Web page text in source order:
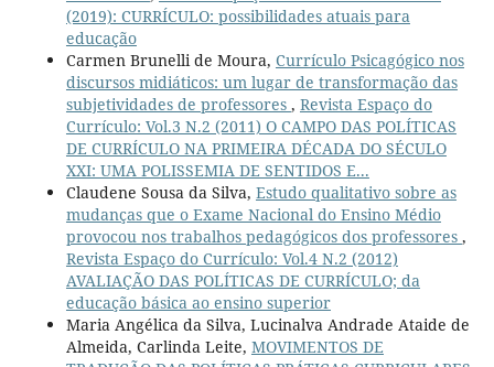
(2019): CURRÍCULO: possibilidades atuais para
educação
Carmen Brunelli de Moura, Currículo Psicagógico nos
discursos midiáticos: um lugar de transformação das
subjetividades de professores , Revista Espaço do
Currículo: Vol.3 N.2 (2011) O CAMPO DAS POLÍTICAS
DE CURRÍCULO NA PRIMEIRA DÉCADA DO SÉCULO
XXI: UMA POLISSEMIA DE SENTIDOS E...
Claudene Sousa da Silva, Estudo qualitativo sobre as
mudanças que o Exame Nacional do Ensino Médio
provocou nos trabalhos pedagógicos dos professores ,
Revista Espaço do Currículo: Vol.4 N.2 (2012)
AVALIAÇÃO DAS POLÍTICAS DE CURRÍCULO; da
educação básica ao ensino superior
Maria Angélica da Silva, Lucinalva Andrade Ataide de
Almeida, Carlinda Leite, MOVIMENTOS DE